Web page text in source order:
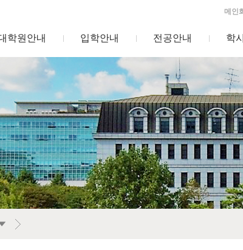
메인
학원안내
인사말 교육목적 및 목표 연혁 교수진 소개 찾아오시
입학안내
모집요강 장학금 안내 FAQ 입학
전공안내
공 인적자원개발학과 조직컨설팅전공 커리어개발학과 커
학
졸
인적자원개발전공